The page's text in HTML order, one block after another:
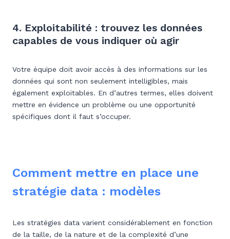
4. Exploitabilité : trouvez les données
capables de vous indiquer où agir
Votre équipe doit avoir accès à des informations sur les
données qui sont non seulement intelligibles, mais
également exploitables. En d’autres termes, elles doivent
mettre en évidence un problème ou une opportunité
spécifiques dont il faut s’occuper.
Comment mettre en place une
stratégie data : modèles
Les stratégies data varient considérablement en fonction
de la taille, de la nature et de la complexité d’une